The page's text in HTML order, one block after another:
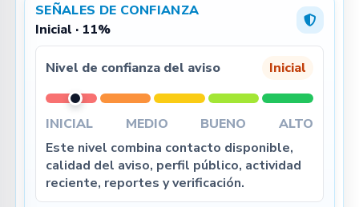
SEÑALES DE CONFIANZA
Inicial · 11%
Nivel de confianza del aviso Inicial
INICIAL MEDIO BUENO
ALTO
Este nivel combina contacto disponible,
calidad del aviso, perfil público, actividad
reciente, reportes y verificación.